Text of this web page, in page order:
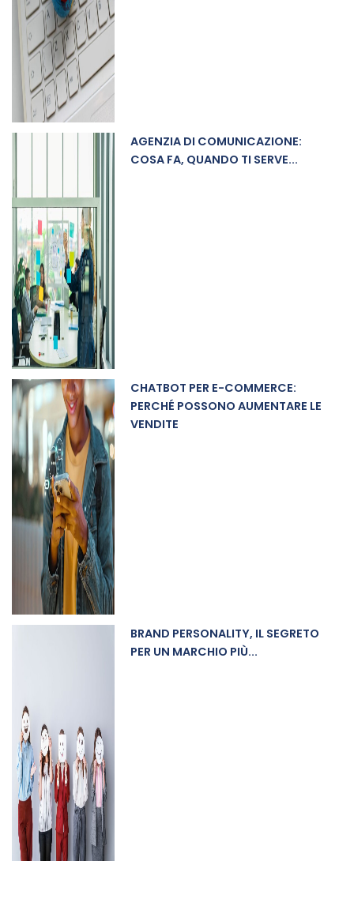
AGENZIA DI COMUNICAZIONE:
COSA FA, QUANDO TI SERVE...
CHATBOT PER E-COMMERCE:
PERCHÉ POSSONO AUMENTARE LE
VENDITE
BRAND PERSONALITY, IL SEGRETO
PER UN MARCHIO PIÙ...